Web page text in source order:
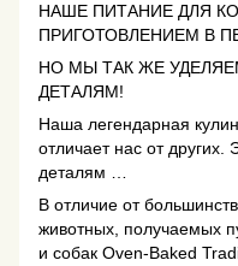
НАШЕ ПИТАНИЕ ДЛЯ
ПРИГОТОВЛЕНИЕМ В
НО МЫ ТАК ЖЕ
ДЕТАЛЯМ!
Наша легендарная
отличает нас от
деталям …
В отличие от
животных, получаемых
и собак Oven-Baked